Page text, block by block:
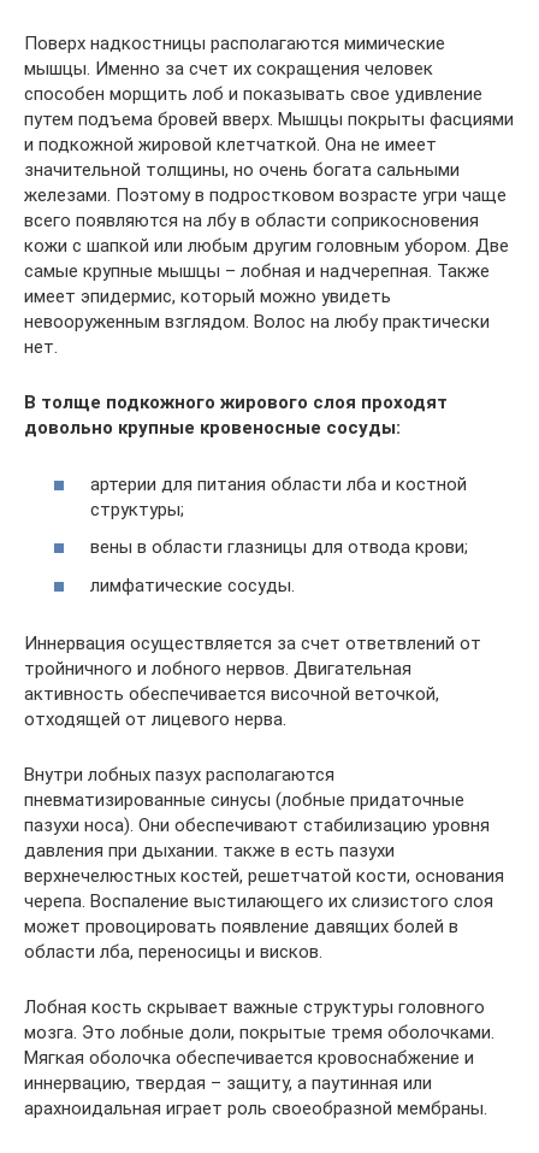
Поверх надкостницы располагаются мимические
мышцы. Именно за счет их сокращения человек
способен морщить лоб и показывать свое удивление
путем подъема бровей вверх. Мышцы покрыты фасциями
и подкожной жировой клетчаткой. Она не имеет
значительной толщины, но очень богата сальными
железами. Поэтому в подростковом возрасте угри чаще
всего появляются на лбу в области соприкосновения
кожи с шапкой или любым другим головным убором. Две
самые крупные мышцы – лобная и надчерепная. Также
имеет эпидермис, который можно увидеть
невооруженным взглядом. Волос на любу практически
нет.
В толще подкожного жирового слоя проходят
довольно крупные кровеносные сосуды:
артерии для питания области лба и костной
структуры;
вены в области глазницы для отвода крови;
лимфатические сосуды.
Иннервация осуществляется за счет ответвлений от
тройничного и лобного нервов. Двигательная
активность обеспечивается височной веточкой,
отходящей от лицевого нерва.
Внутри лобных пазух располагаются
пневматизированные синусы (лобные придаточные
пазухи носа). Они обеспечивают стабилизацию уровня
давления при дыхании. также в есть пазухи
верхнечелюстных костей, решетчатой кости, основания
черепа. Воспаление выстилающего их слизистого слоя
может провоцировать появление давящих болей в
области лба, переносицы и висков.
Лобная кость скрывает важные структуры головного
мозга. Это лобные доли, покрытые тремя оболочками.
Мягкая оболочка обеспечивается кровоснабжение и
иннервацию, твердая – защиту, а паутинная или
арахноидальная играет роль своеобразной мембраны.